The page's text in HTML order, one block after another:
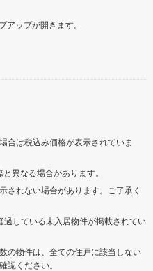
ップが開きます。
合は税込み価格が表示されていま
異なる場合があります。
されない場合があります。ご了承く
過している未入居物件が掲載されてい
の物件は、全ての住戸に該当しない
認ください。